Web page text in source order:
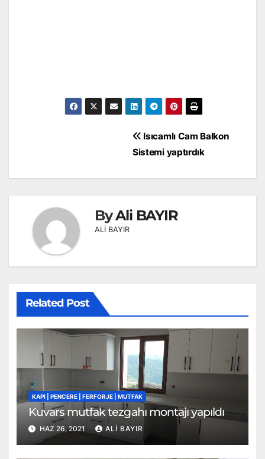
Isıcamlı Cam Balkon
Sistemi yaptırdık
ByAli BAYIR
ALİ BAYIR
Related Post
KAPI | PENCERE | FERFORJE | MUTFAK
Kuvars mutfak tezgahı montajı yapıldı
HAZ 26, 2021 ALI BAYIR